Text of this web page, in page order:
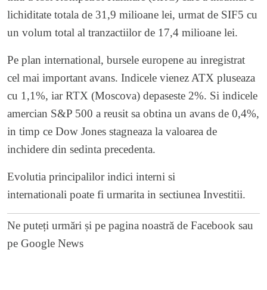
lichiditate totala de 31,9 milioane lei, urmat de SIF5 cu
un volum total al tranzactiilor de 17,4 milioane lei.
Pe plan international, bursele europene au inregistrat
cel mai important avans. Indicele vienez ATX pluseaza
cu 1,1%, iar RTX (Moscova) depaseste 2%. Si indicele
amercian S&P 500 a reusit sa obtina un avans de 0,4%,
in timp ce Dow Jones stagneaza la valoarea de
inchidere din sedinta precedenta.
Evolutia principalilor indici interni si
internationali poate fi urmarita in sectiunea Investitii.
Ne puteți urmări și pe pagina noastră de Facebook sau
pe Google News